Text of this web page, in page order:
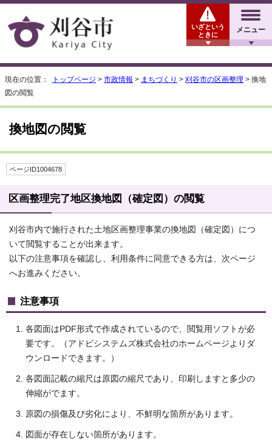
メニュー
いざという
ときに
現在の位置： トップページ > 市政情報 > まちづくり > 刈谷市の区画整理 > 換地
図の閲覧
換地図の閲覧
ページID1004678
区画整理完了地区換地図（確定図）の閲覧
刈谷市内で施行された土地区画整理事業の換地図（確定図）につ
いて閲覧することが出来ます。
以下の注意事項を確認し、利用条件に同意できる方は、次ページ
へお進みください。
注意事項
各図面はPDF形式で作成されているので、閲覧用ソフトが必
要です。（アドビシステムズ株式会社のホームページよりダ
ウンロードできます。）
各図面記載の縮尺は原図の縮尺であり、印刷しますと多少の
伸縮がでます。
原図の損傷及び劣化により、不鮮明な箇所があります。
図面が存在しない箇所があります。